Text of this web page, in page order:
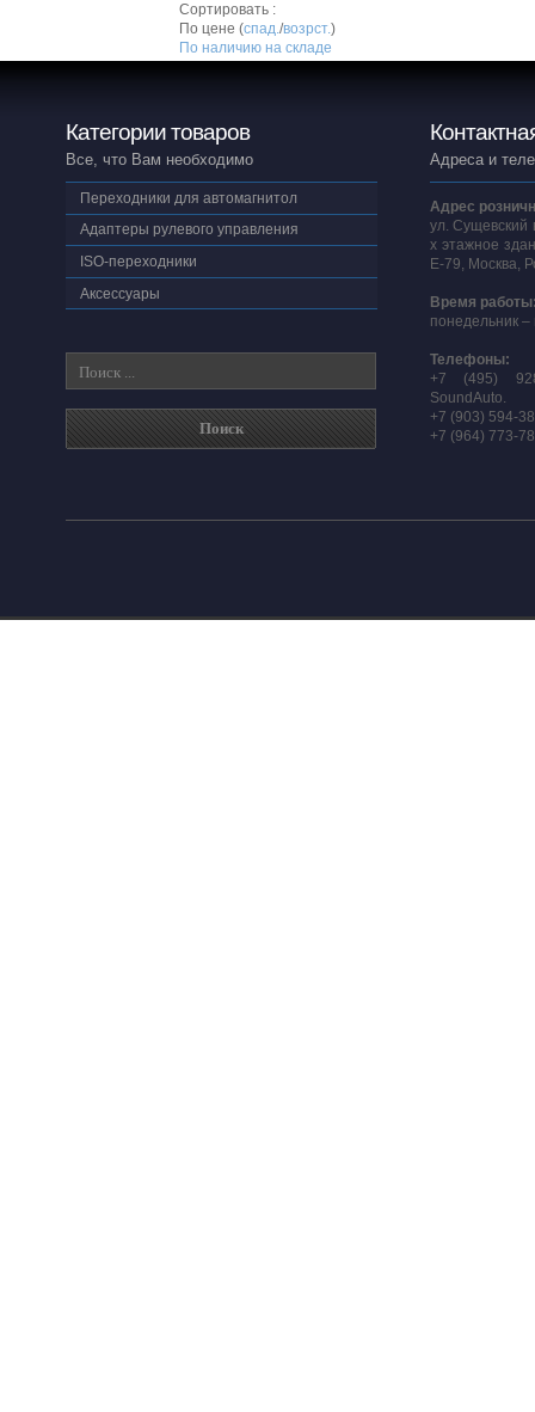
Сортировать :
По цене (спад./возрст.)
По наличию на складе
Категории товаров
Все, что Вам необходимо
Переходники для автомагнитол
Адаптеры рулевого управления
ISO-переходники
Аксессуары
Адреса и
Адрес
ул. Сущевский
х этажное
E-79, Москва,
Время
понедельник –
Телефоны:
+7 (495)
SoundAuto.
+7 (903) 594-
+7 (964) 773-